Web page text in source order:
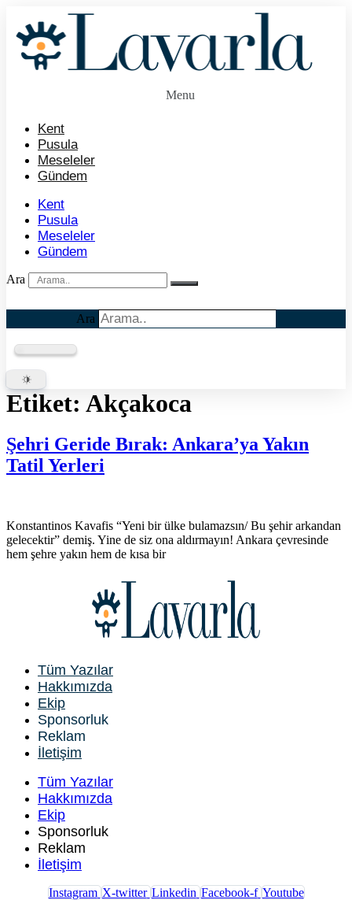
Menu
Kent
Pusula
Meseleler
Gündem
Kent
Pusula
Meseleler
Gündem
Ara
Ara
Etiket: Akçakoca
Şehri Geride Bırak: Ankara’ya Yakın
Tatil Yerleri
Konstantinos Kavafis “Yeni bir ülke bulamazsın/ Bu şehir arkandan
gelecektir” demiş. Yine de siz ona aldırmayın! Ankara çevresinde
hem şehre yakın hem de kısa bir
Tüm Yazılar
Hakkımızda
Ekip
Sponsorluk
Reklam
İletişim
Tüm Yazılar
Hakkımızda
Ekip
Sponsorluk
Reklam
İletişim
Instagram X-twitter Linkedin Facebook-f Youtube